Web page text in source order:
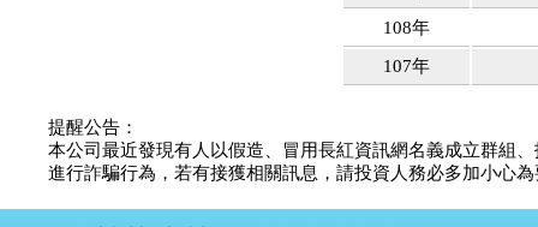
阿波羅電力:公告本公司
法人監察人改派代表人
永信藥品工業:本公司委
108年
107年
提醒公告：
本公司最近發現有人以假造、冒用長紅資訊網名義成立群組
進行詐騙行為，若有接獲相關訊息，請投資人務必多加小心